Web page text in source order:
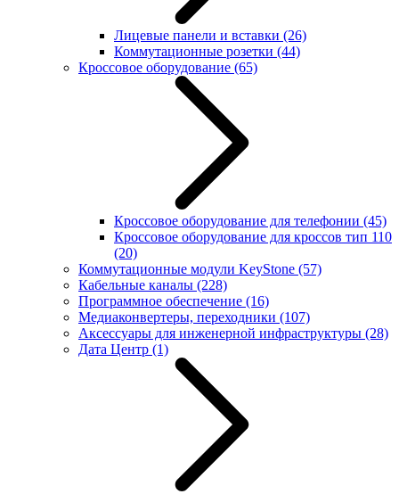
Лицевые панели и вставки (26)
Коммутационные розетки (44)
Кроссовое оборудование (65)
Кроссовое оборудование для телефонии (45)
Кроссовое оборудование для кроссов тип 110
(20)
Коммутационные модули KeyStone (57)
Кабельные каналы (228)
Программное обеспечение (16)
Медиаконвертеры, переходники (107)
Аксессуары для инженерной инфраструктуры (28)
Дата Центр (1)